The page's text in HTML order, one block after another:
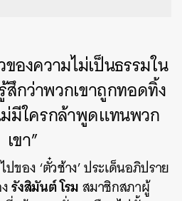
ของความไม่เป็นธรรมใน
กว่าพวกเขาถูกทอดทิ้ง
มีใครกล้าพูดแทนพวก
เขา”
ของ ‘ตั๋วช้าง’ ประเด็นอภิปราย
งรังสิมันต์ โรมสมาชิกสภาผู้